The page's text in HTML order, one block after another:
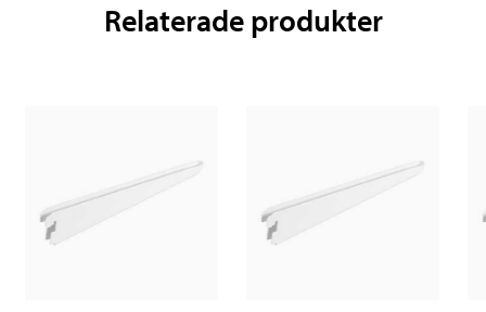
Relaterade produkter